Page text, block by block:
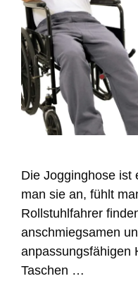
Die Jogginghose ist
man sie an, fühlt
Rollstuhlfahrer
anschmiegsamen
anpassungsfähigen
Taschen …